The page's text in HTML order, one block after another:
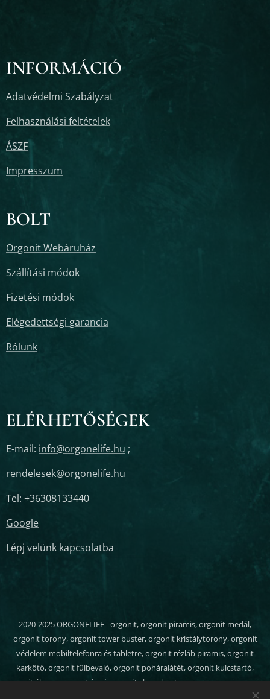
INFORMÁCIÓ
Adatvédelmi Szabályzat
Felhasználási feltételek
ÁSZF
Impresszum
BOLT
Orgonit Webáruház
Szállítási módok
Fizetési módok
Elégedettségi garancia
Rólunk
ELÉRHETŐSÉGEK
E-mail: info@orgonelife.hu ;
rendelesek@orgonelife.hu
Tel: +36308133440
Google
Lépj velünk kapcsolatba
2020-2025 ORGONELIFE - orgonit, orgonit piramis, orgonit medál,
orgonit torony, orgonit tower buster, orgonit kristálytorony, orgonit
védelem mobiltelefonra és tabletre, orgonit rézláb piramis, orgonit
karkötő, orgonit fülbevaló, orgonit poháralátét, orgonit kulcstartó,
orgonit ékszer, orgonit ágyú, orgonit chem buster, orgon energia, orgon